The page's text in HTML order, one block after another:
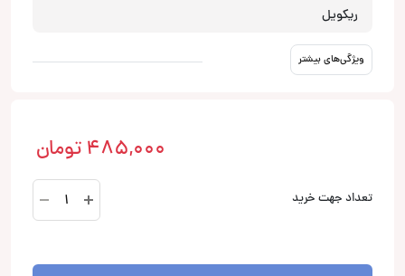
ریکویل
ویژگی‌های بیشتر
485,000 تومان
تعداد جهت خرید
MANL100-